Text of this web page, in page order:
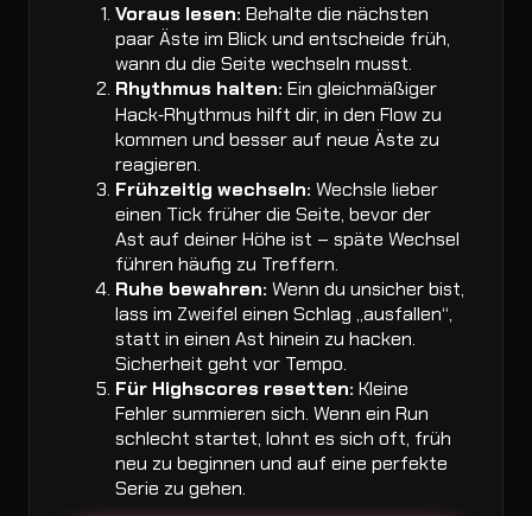
Voraus lesen: Behalte die nächsten
paar Äste im Blick und entscheide früh,
wann du die Seite wechseln musst.
Rhythmus halten: Ein gleichmäßiger
Hack‑Rhythmus hilft dir, in den Flow zu
kommen und besser auf neue Äste zu
reagieren.
Frühzeitig wechseln: Wechsle lieber
einen Tick früher die Seite, bevor der
Ast auf deiner Höhe ist – späte Wechsel
führen häufig zu Treffern.
Ruhe bewahren: Wenn du unsicher bist,
lass im Zweifel einen Schlag „ausfallen“,
statt in einen Ast hinein zu hacken.
Sicherheit geht vor Tempo.
Für Highscores resetten: Kleine
Fehler summieren sich. Wenn ein Run
schlecht startet, lohnt es sich oft, früh
neu zu beginnen und auf eine perfekte
Serie zu gehen.